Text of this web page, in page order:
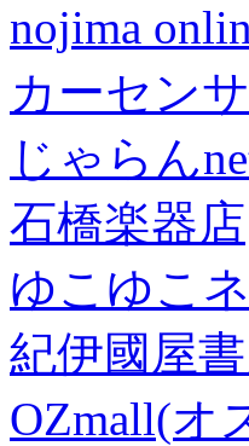
nojima
カーセン
じゃらん
石橋楽器店
ゆこゆこ
紀伊國屋
OZmall(オ